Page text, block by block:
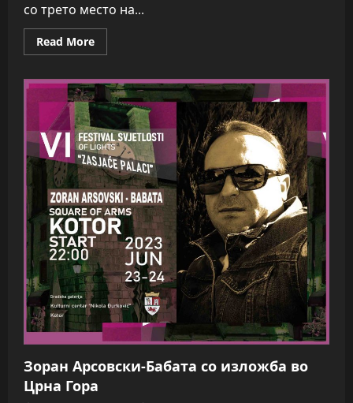
со трето место на...
Read MoreRead
more
хорор
филм
освои
место
на
фестивал
во
Грција
Зоран Арсовски-Бабата со изложба во
Црна Гора